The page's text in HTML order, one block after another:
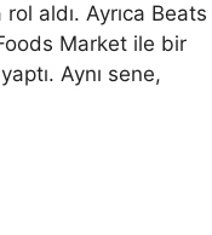
aldı. Ayrıca Beats
Market ile bir
Aynı sene,